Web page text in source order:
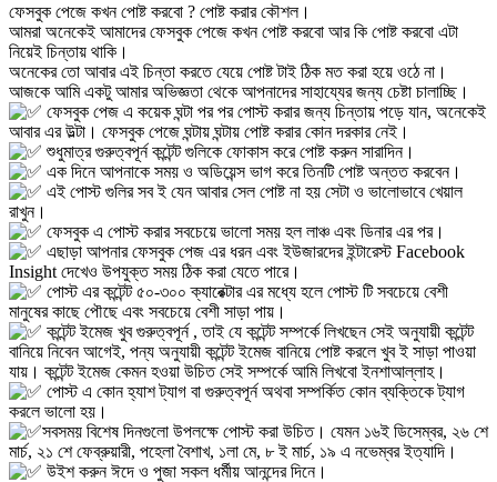
ফেসবুক পেজে কখন পোষ্ট করবো ? পোষ্ট করার কৌশল।
আমরা অনেকেই আমাদের ফেসবুক পেজে কখন পোষ্ট করবো আর কি পোষ্ট করবো এটা
নিয়েই চিন্তায় থাকি।
অনেকের তো আবার এই চিন্তা করতে যেয়ে পোষ্ট টাই ঠিক মত করা হয়ে ওঠে না।
আজকে আমি একটু আমার অভিজ্ঞতা থেকে আপনাদের সাহায্যের জন্য চেষ্টা চালাচ্ছি।
ফেসবুক পেজ এ কয়েক ঘন্টা পর পর পোস্ট করার জন্য চিন্তায় পড়ে যান, অনেকেই
আবার এর উল্টা। ফেসবুক পেজে ঘন্টায় ঘন্টায় পোষ্ট করার কোন দরকার নেই।
শুধুমাত্র গুরুত্বপূর্ন কন্টেন্ট গুলিকে ফোকাস করে পোষ্ট করুন সারাদিন।
এক দিনে আপনাকে সময় ও অডিয়েন্স ভাগ করে তিনটি পোষ্ট অন্তত করবেন।
এই পোস্ট গুলির সব ই যেন আবার সেল পোষ্ট না হয় সেটা ও ভালোভাবে খেয়াল
রাখুন।
ফেসবুক এ পোস্ট করার সবচেয়ে ভালো সময় হল লাঞ্চ এবং ডিনার এর পর।
এছাড়া আপনার ফেসবুক পেজ এর ধরন এবং ইউজারদের ইন্টারেস্ট Facebook
Insight দেখেও উপযুক্ত সময় ঠিক করা যেতে পারে।
পোস্ট এর কন্টেন্ট ৫০-৩০০ ক্যারেক্টার এর মধ্যে হলে পোস্ট টি সবচেয়ে বেশী
মানুষের কাছে পৌছে এবং সবচেয়ে বেশী সাড়া পায়।
কন্টেন্ট ইমেজ খুব গুরুত্বপূর্ন , তাই যে কন্টেন্ট সম্পর্কে লিখছেন সেই অনুযায়ী কন্টেন্ট
বানিয়ে নিবেন আগেই, পন্য অনুযায়ী কন্টেন্ট ইমেজ বানিয়ে পোষ্ট করলে খুব ই সাড়া পাওয়া
যায়। কন্টেন্ট ইমেজ কেমন হওয়া উচিত সেই সম্পর্কে আমি লিখবো ইনশাআল্লাহ।
পোস্ট এ কোন হ্যাশ ট্যাগ বা গুরুত্বপূর্ন অথবা সম্পর্কিত কোন ব্যক্তিকে ট্যাগ
করলে ভালো হয়।
সবসময় বিশেষ দিনগুলো উপলক্ষে পোস্ট করা উচিত। যেমন ১৬ই ডিসেম্বর, ২৬ শে
মার্চ, ২১ শে ফেব্রুয়ারী, পহেলা বৈশাখ, ১লা মে, ৮ ই মার্চ, ১৯ এ নভেম্বর ইত্যাদি।
উইশ করুন ঈদে ও পুজা সকল ধর্মীয় আনন্দের দিনে।